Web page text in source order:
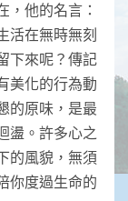
，他的名言：
活在無時無刻
下來呢？傳記
美化的行為動
的原味，是最
盪。許多心之
的風貌，無須
你度過生命的